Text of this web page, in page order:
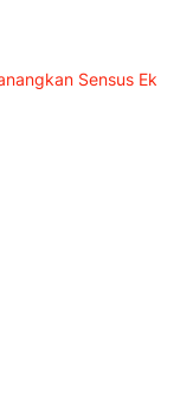
Sensus Ekonomi